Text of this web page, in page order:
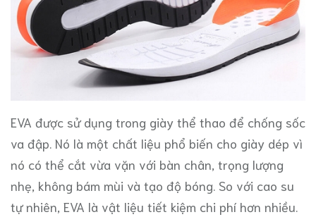
EVA được sử dụng trong giày thể thao để chống sốc
va đập. Nó là một chất liệu phổ biến cho giày dép vì
nó có thể cắt vừa vặn với bàn chân, trọng lượng
nhẹ, không bám mùi và tạo độ bóng. So với cao su
tự nhiên, EVA là vật liệu tiết kiệm chi phí hơn nhiều.